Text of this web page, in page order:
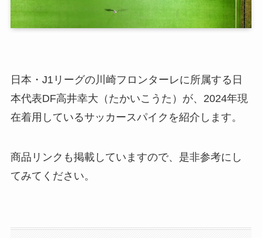
日本・J1リーグの川崎フロンターレに所属する日
本代表DF高井幸大（たかいこうた）が、2024年現
在着用しているサッカースパイクを紹介します。
商品リンクも掲載していますので、是非参考にし
てみてください。